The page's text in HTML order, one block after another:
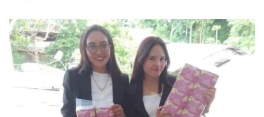
Gedung Fortuna
Radamata.